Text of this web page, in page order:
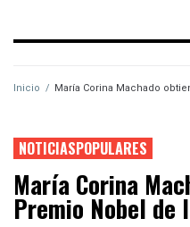
Inicio / María Corina Machado
NOTICIASPOPULARES
María Corina
Premio Nobel de